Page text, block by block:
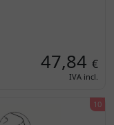
47,84 €
IVA incl.